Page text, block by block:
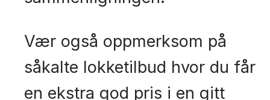
Vær også oppmerksom på
såkalte lokketilbud hvor du får
en ekstra god pris i en gitt